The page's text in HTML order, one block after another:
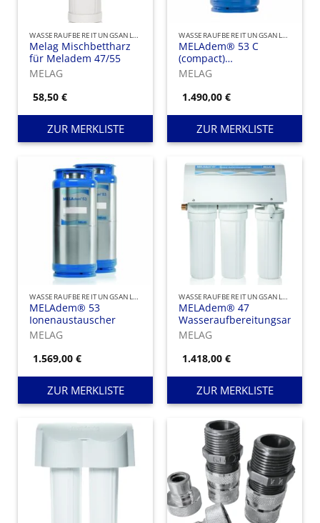
WASSERAUFBEREITUNGSANLAGEN UND IONENAUSTAUSCHER
Melag Mischbettharz
für Meladem 47/55
MELAG
58,50€
ZUR MERKLISTE
WASSERAUFBEREITUNGSANLAGEN UND IONENAUSTAUSCHER
MELAdem® 53 C
(compact)
Ionenaustauscher
MELAG
1.490,00€
ZUR MERKLISTE
WASSERAUFBEREITUNGSANLAGEN UND IONENAUSTAUSCHER
MELAdem® 53
Ionenaustauscher
MELAG
1.569,00€
ZUR MERKLISTE
WASSERAUFBEREITUNGSANLAGEN UND IONENAUSTAUSCHER
MELAdem® 47
Wasseraufbereitungsanlage
MELAG
1.418,00€
ZUR MERKLISTE